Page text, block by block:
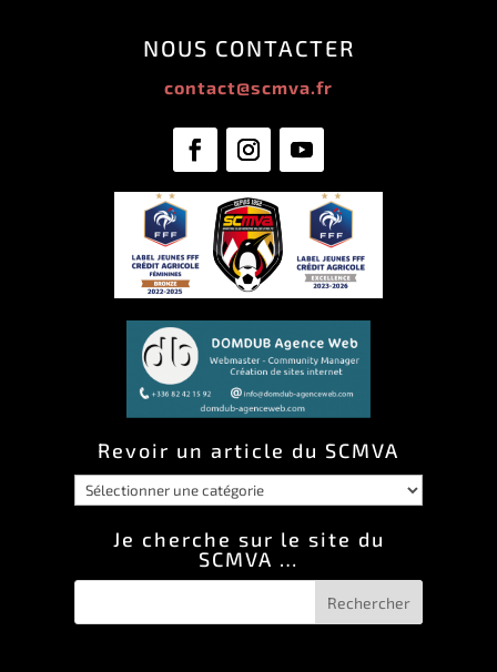
NOUS CONTACTER
contact@scmva.fr
Revoir un article du SCMVA
Revoir
SCMVA
Je cherche sur le site du
SCMVA …